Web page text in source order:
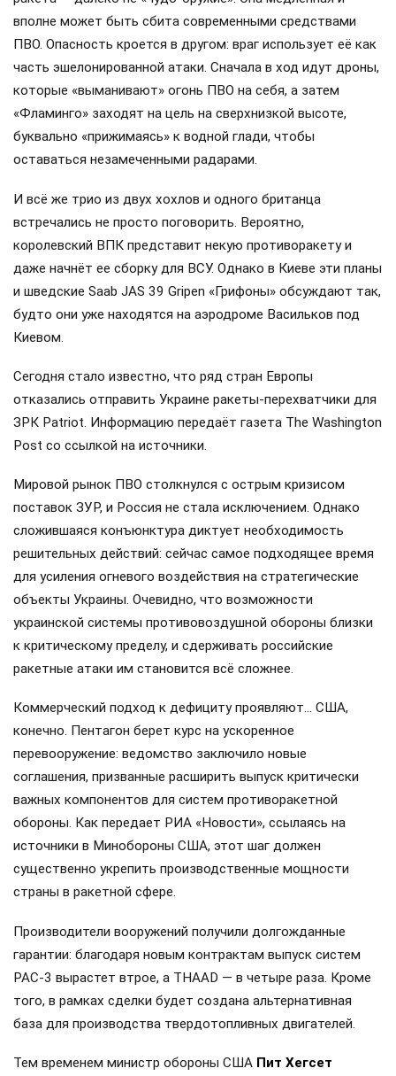
вполне может быть сбита современными средствами
ПВО. Опасность кроется в другом: враг использует её как
часть эшелонированной атаки. Сначала в ход идут дроны,
которые «выманивают» огонь ПВО на себя, а затем
«Фламинго» заходят на цель на сверхнизкой высоте,
буквально «прижимаясь» к водной глади, чтобы
оставаться незамеченными радарами.
И всё же трио из двух хохлов и одного британца
встречались не просто поговорить. Вероятно,
королевский ВПК представит некую противоракету и
даже начнёт ее сборку для ВСУ. Однако в Киеве эти планы
и шведские Saab JAS 39 Gripen «Грифоны» обсуждают так,
будто они уже находятся на аэродроме Васильков под
Киевом.
Сегодня стало известно, что ряд стран Европы
отказались отправить Украине ракеты-перехватчики для
ЗРК Patriot. Информацию передаёт газета The Washington
Post со ссылкой на источники.
Мировой рынок ПВО столкнулся с острым кризисом
поставок ЗУР, и Россия не стала исключением. Однако
сложившаяся конъюнктура диктует необходимость
решительных действий: сейчас самое подходящее время
для усиления огневого воздействия на стратегические
объекты Украины. Очевидно, что возможности
украинской системы противовоздушной обороны близки
к критическому пределу, и сдерживать российские
ракетные атаки им становится всё сложнее.
Коммерческий подход к дефициту проявляют… США,
конечно. Пентагон берет курс на ускоренное
перевооружение: ведомство заключило новые
соглашения, призванные расширить выпуск критически
важных компонентов для систем противоракетной
обороны. Как передает РИА «Новости», ссылаясь на
источники в Минобороны США, этот шаг должен
существенно укрепить производственные мощности
страны в ракетной сфере.
Производители вооружений получили долгожданные
гарантии: благодаря новым контрактам выпуск систем
PAC-3 вырастет втрое, а THAAD — в четыре раза. Кроме
того, в рамках сделки будет создана альтернативная
база для производства твердотопливных двигателей.
Тем временем министр обороны США Пит Хегсет